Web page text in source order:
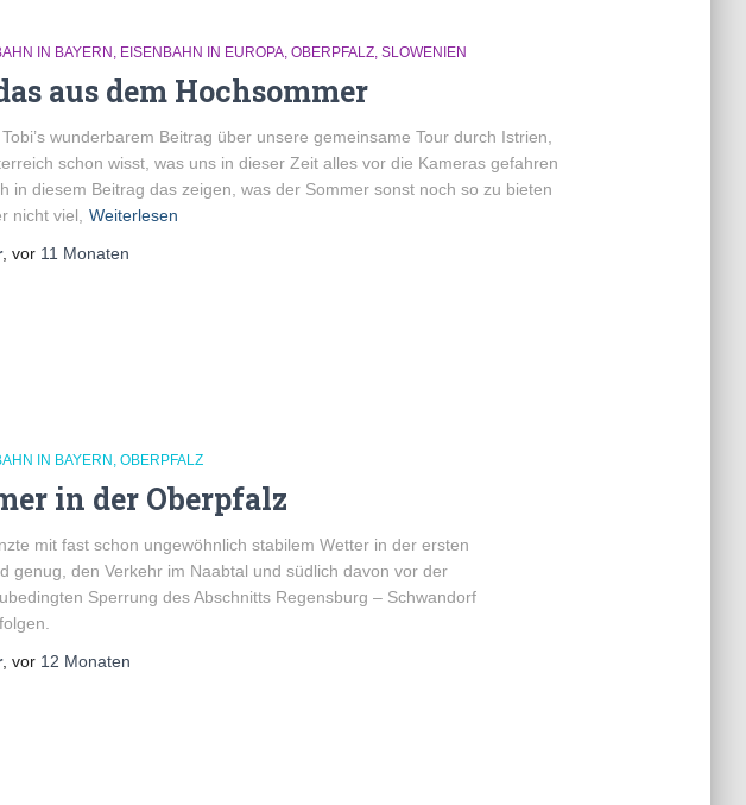
IN BAYERN EISENBAHN IN EUROPA OBERPFALZ SLOWENIEN
aus dem Hochsommer
wunderbarem Beitrag über unsere gemeinsame Tour durch Istrien,
schon wisst, was uns in dieser Zeit alles vor die Kameras gefahren
in diesem Beitrag das zeigen, was der Sommer sonst noch so zu bieten
nicht viel,
Weiterlesen
, vor 11 Monaten
IN BAYERN OBERPFALZ
in der Oberpfalz
mit fast schon ungewöhnlich stabilem Wetter in der ersten
genug, den Verkehr im Naabtal und südlich davon vor der
Sperrung des Abschnitts Regensburg – Schwandorf
, vor 12 Monaten